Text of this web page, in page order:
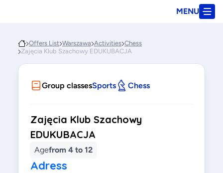
MENU
Offers List Warszawa Activities Chess
Zajęcia Klub Szachowy EDUKUBACJA
Group classesSports Chess
Zajęcia Klub Szachowy
EDUKUBACJA
Agefrom 4 to 12
Adress